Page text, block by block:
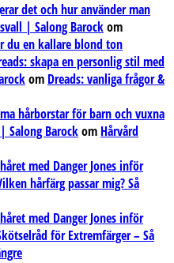
det och hur använder man
| Salong Barockom
du en kallare blond ton
skapa en personlig stil med
om Dreads: vanliga frågor &
hårborstar för barn och vuxna
Salong Barockom Hårvård
med Danger Jones inför
hårfärg passar mig? Så
med Danger Jones inför
för Extremfärger – Så